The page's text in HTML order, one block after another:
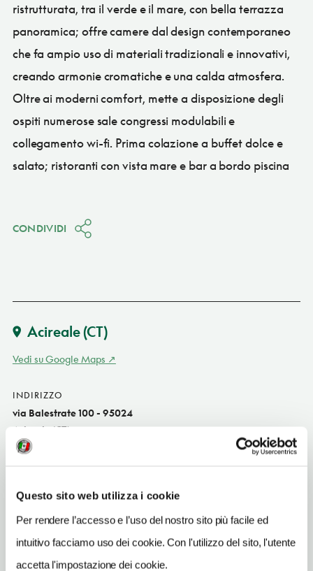
Questo sito web utilizza i cookie
Per rendere l’accesso e l’uso del nostro sito più facile ed
intuitivo facciamo uso dei cookie. Con l'utilizzo del sito, l'utente
accetta l'impostazione dei cookie.
ristrutturata, tra il verde e il mare, con bella terrazza
panoramica; offre camere dal design contemporaneo
che fa ampio uso di materiali tradizionali e innovativi,
creando armonie cromatiche e una calda atmosfera.
Oltre ai moderni comfort, mette a disposizione degli
ospiti numerose sale congressi modulabili e
collegamento wi-fi. Prima colazione a buffet dolce e
salato; ristoranti con vista mare e bar a bordo piscina
CONDIVIDI
Acireale(CT)
Vedi su Google Maps
INDIRIZZO
via Balestrate 100 - 95024
Acireale (CT)
Sicilia IT
www.hotelsantatecla.it
INDIRIZZO EMAIL
info@hotelsantatecla.it
TELEFONO